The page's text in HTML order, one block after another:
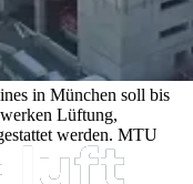
in München soll bis
Lüftung,
werden. MTU